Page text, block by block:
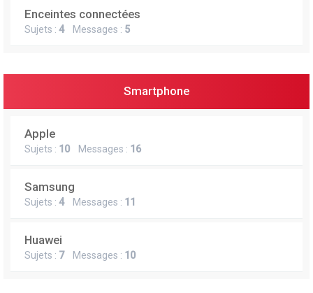
Enceintes connectées
Sujets : 4Messages : 5
Smartphone
Apple
Sujets : 10 Messages : 16
Samsung
Sujets : 4Messages : 11
Huawei
Sujets : 7Messages : 10